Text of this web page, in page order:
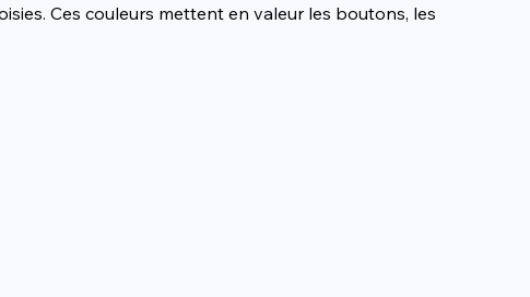
Ces couleurs mettent en valeur les boutons, les